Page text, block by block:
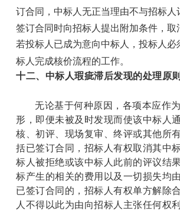
订合同，中标人无正当理由不与招标人
签订合同时向招标人提出附加条件，取
若投标人已成为意向中标人，投标人必
标人完成核价流程的工作。
十二、中标人瑕疵滞后发现的处理原则
无论基于何种原因，各项本应作
形，即便未被及时发现而使该中标人
核、初评、现场复审、终评或其他所
括已签订合同，招标人有权取消其中
标人被拒绝或该中标人此前的评议结
标产生的相关的费用以及一切损失均
已签订合同的，招标人有权单方解除
人不得以此为由向招标人主张任何权